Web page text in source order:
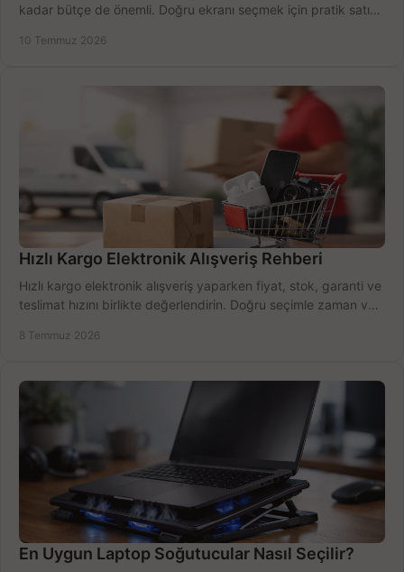
kadar bütçe de önemli. Doğru ekranı seçmek için pratik satın
10 Temmuz 2026
Hızlı Kargo Elektronik Alışveriş Rehberi
Hızlı kargo elektronik alışveriş yaparken fiyat, stok, garanti ve
teslimat hızını birlikte değerlendirin. Doğru seçimle zaman ve
8 Temmuz 2026
En Uygun Laptop Soğutucular Nasıl Seçilir?